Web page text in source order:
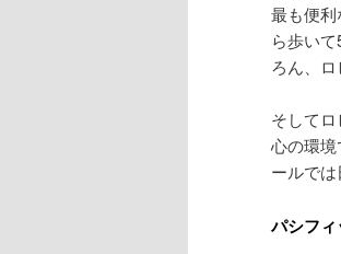
最も便
ら歩い
ろん、
そして
心の環
ールで
パシフ